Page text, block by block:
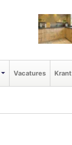
Vacatures Krant